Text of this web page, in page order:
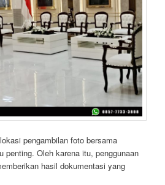
pengambilan foto bersama
penting. Oleh karena itu, penggunaan
hasil dokumentasi yang